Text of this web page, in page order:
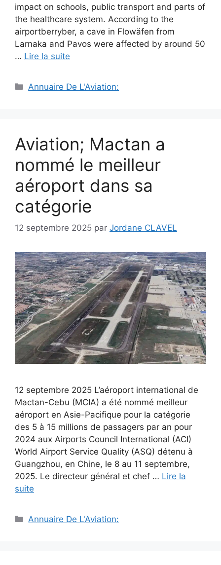
impact on schools, public transport and parts of
the healthcare system. According to the
airportberryber, a cave in Flowäfen from
Larnaka and Pavos were affected by around 50
… Lire la suite
Catégories
Annuaire De L'Aviation:
Aviation; Mactan a
nommé le meilleur
aéroport dans sa
catégorie
12 septembre 2025 par Jordane CLAVEL
12 septembre 2025 L’aéroport international de
Mactan-Cebu (MCIA) a été nommé meilleur
aéroport en Asie-Pacifique pour la catégorie
des 5 à 15 millions de passagers par an pour
2024 aux Airports Council International (ACI)
World Airport Service Quality (ASQ) détenu à
Guangzhou, en Chine, le 8 au 11 septembre,
2025. Le directeur général et chef … Lire la
suite
Catégories
Annuaire De L'Aviation: